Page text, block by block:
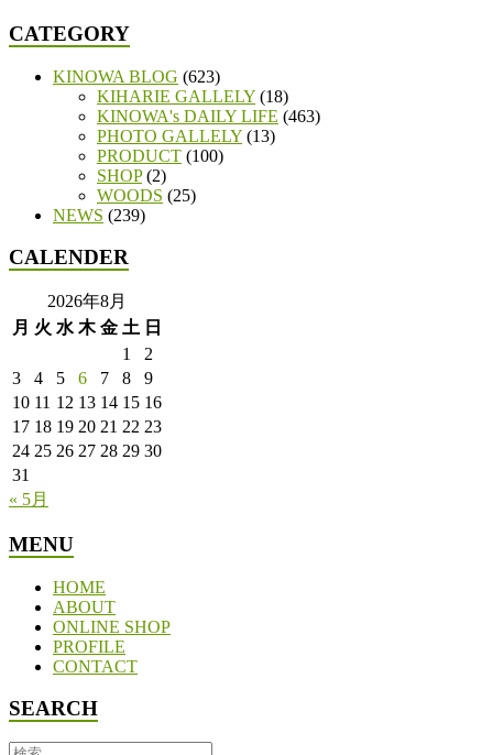
CATEGORY
KINOWA BLOG (623)
KIHARIE GALLELY (18)
KINOWA's DAILY LIFE (463)
PHOTO GALLELY (13)
PRODUCT (100)
SHOP(2)
WOODS (25)
NEWS (239)
CALENDER
2026年8月
月 火 水 木 金 土 日
1
2
3
4 5 6 7 8
9
10 11 12 13 14 15 16
17 18 19 20 21 22 23
24 25 26 27 28 29 30
31
« 5月
MENU
HOME
ABOUT
ONLINE SHOP
PROFILE
CONTACT
SEARCH